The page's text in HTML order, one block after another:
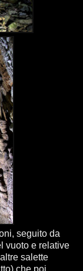
seguito da
vuoto e relative
salette
che poi